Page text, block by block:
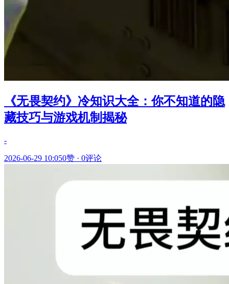
《无畏契约》冷知识大全：你不知道的隐
藏技巧与游戏机制揭秘
-
2026-06-29 10:050赞 · 0评论